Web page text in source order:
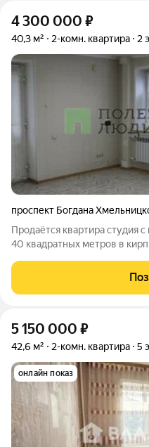
4 300 000 ₽
40,3 м² 2-комн. квартира 2
проспект Богдана
Продаётся квартира студия
40 квадратных метров в
светлая. Юридически
и тд. Показ в удобное
5 150 000 ₽
42,6 м² 2-комн. квартира 5
онлайн показ